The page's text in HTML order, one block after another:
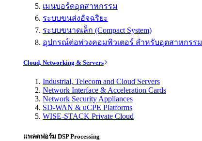
เมนบอร์ดอุตสาหกรรม
ระบบขนส่งอัจฉริยะ
ระบบขนาดเล็ก (Compact System)
อุปกรณ์ต่อพ่วงคอมพิวเตอร์ สำหรับอุตสาหกรรม
Cloud, Networking & Servers
Industrial, Telecom and Cloud Servers
Network Interface & Acceleration Cards
Network Security Appliances
SD-WAN & uCPE Platforms
WISE-STACK Private Cloud
แพลตฟอร์ม DSP Processing